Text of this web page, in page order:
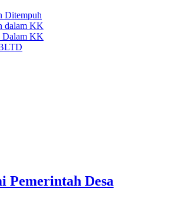
Ditempuh
dalam KK
Dalam KK
Pemerintah Desa